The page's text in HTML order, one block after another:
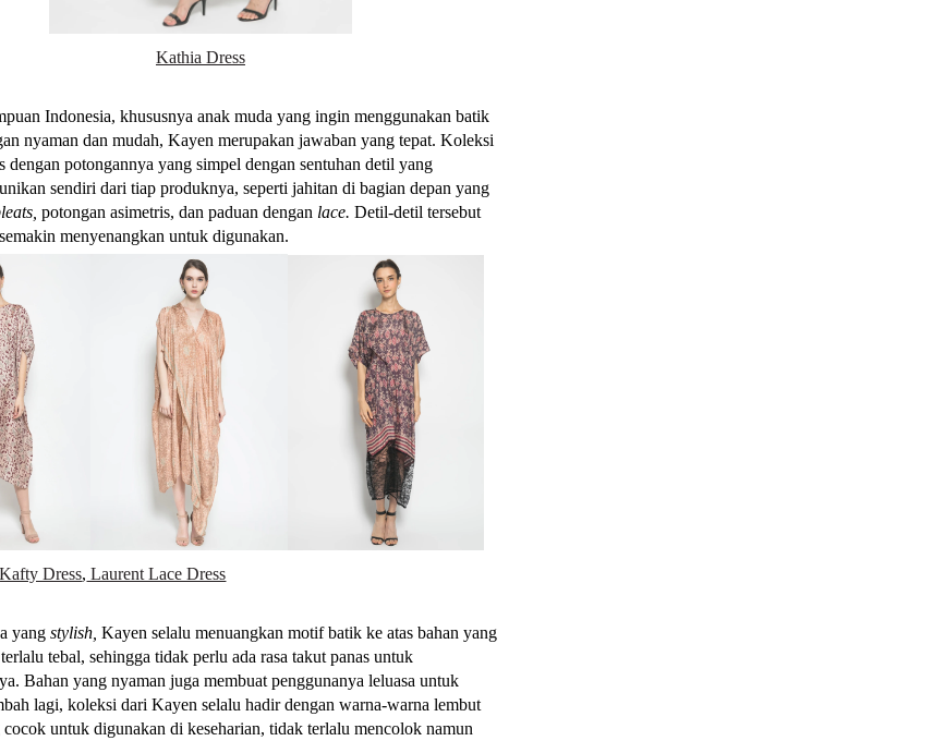
Kathia Dress
Indonesia, khususnya anak muda yang ingin menggunakan batik
nyaman dan mudah, Kayen merupakan jawaban yang tepat. Koleksi
dengan potongannya yang simpel dengan sentuhan detil yang
sendiri dari tiap produknya, seperti jahitan di bagian depan yang
potongan asimetris, dan paduan dengan lace. Detil-detil tersebut
menyenangkan untuk digunakan.
Kafty Dress, Laurent Lace Dress
yangstylish,Kayen selalu menuangkan motif batik ke atas bahan yang
tebal, sehingga tidak perlu ada rasa takut panas untuk
Bahan yang nyaman juga membuat penggunanya leluasa untuk
lagi, koleksi dari Kayen selalu hadir dengan warna-warna lembut
cocok untuk digunakan di keseharian, tidak terlalu mencolok namun